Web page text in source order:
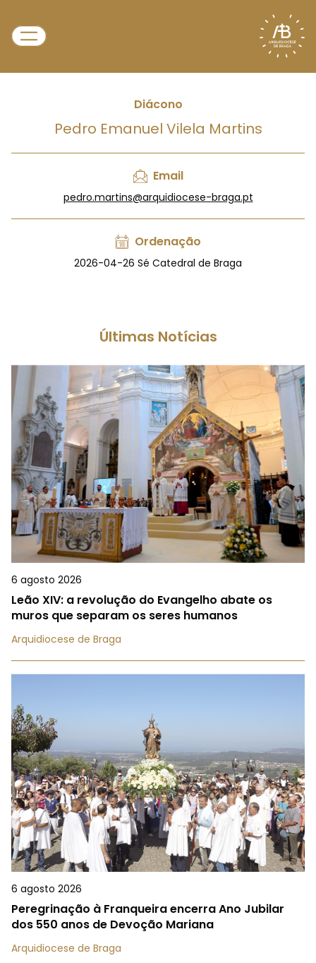
Diácono
Pedro Emanuel Vilela Martins
Email
pedro.martins@arquidiocese-braga.pt
Ordenação
2026-04-26 Sé Catedral de Braga
Últimas Notícias
6 agosto 2026
Leão XIV: a revolução do Evangelho abate os
muros que separam os seres humanos
Arquidiocese de Braga
6 agosto 2026
Peregrinação à Franqueira encerra Ano Jubilar
dos 550 anos de Devoção Mariana
Arquidiocese de Braga